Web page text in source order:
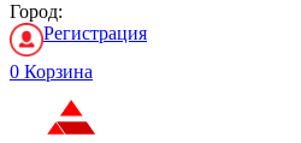
Город:
Регистрация
0 Корзина